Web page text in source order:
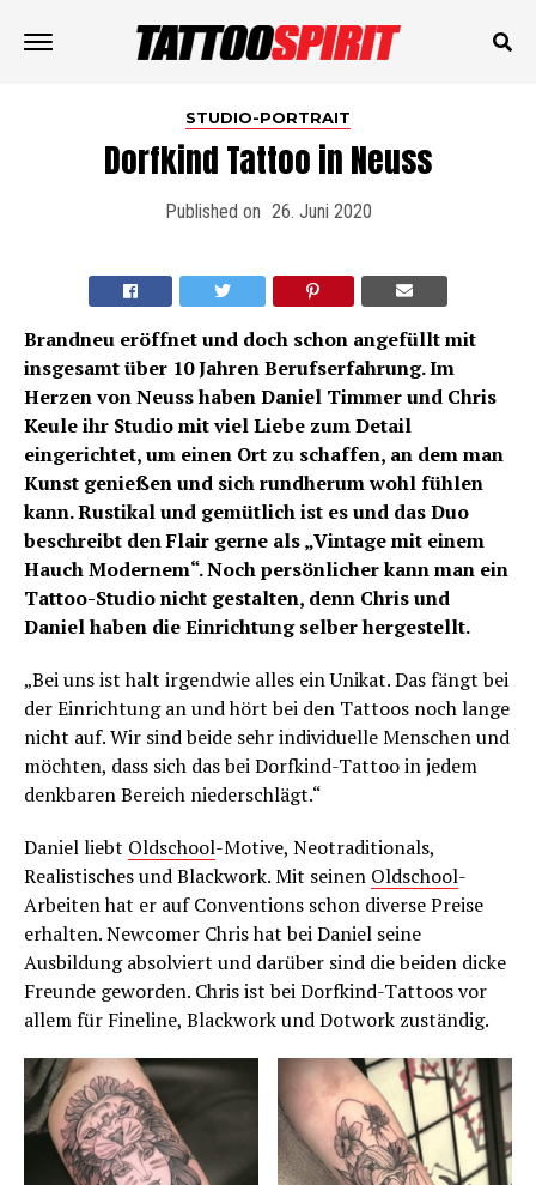
STUDIO-PORTRAIT
Dorfkind Tattoo in Neuss
Published on 26. Juni 2020
Brandneu eröffnet und doch schon angefüllt mit
insgesamt über 10 Jahren Berufserfahrung. Im
Herzen von Neuss haben Daniel Timmer und Chris
Keule ihr Studio mit viel Liebe zum Detail
eingerichtet, um einen Ort zu schaffen, an dem man
Kunst genießen und sich rundherum wohl fühlen
kann. Rustikal und gemütlich ist es und das Duo
beschreibt den Flair gerne als „Vintage mit einem
Hauch Modernem“. Noch persönlicher kann man ein
Tattoo-Studio nicht gestalten, denn Chris und
Daniel haben die Einrichtung selber hergestellt.
„Bei uns ist halt irgendwie alles ein Unikat. Das fängt bei
der Einrichtung an und hört bei den Tattoos noch lange
nicht auf. Wir sind beide sehr individuelle Menschen und
möchten, dass sich das bei Dorfkind-Tattoo in jedem
denkbaren Bereich niederschlägt.“
Daniel liebt Oldschool-Motive, Neotraditionals,
Realistisches und Blackwork. Mit seinen Oldschool-
Arbeiten hat er auf Conventions schon diverse Preise
erhalten. Newcomer Chris hat bei Daniel seine
Ausbildung absolviert und darüber sind die beiden dicke
Freunde geworden. Chris ist bei Dorfkind-Tattoos vor
allem für Fineline, Blackwork und Dotwork zuständig.